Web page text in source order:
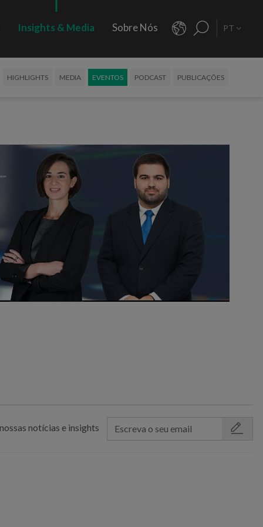
Insights & Media Sobre Nós PT
HIGHLIGHTS MEDIA EVENTOS PODCAST PUBLICAÇÕES
notícias e insights